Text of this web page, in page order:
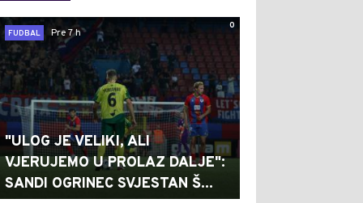
0
FUDBAL
Pre 7 h
"ULOG JE VELIKI, ALI
VJERUJEMO U PROLAZ DALJE":
SANDI OGRINEC SVJESTAN Š...